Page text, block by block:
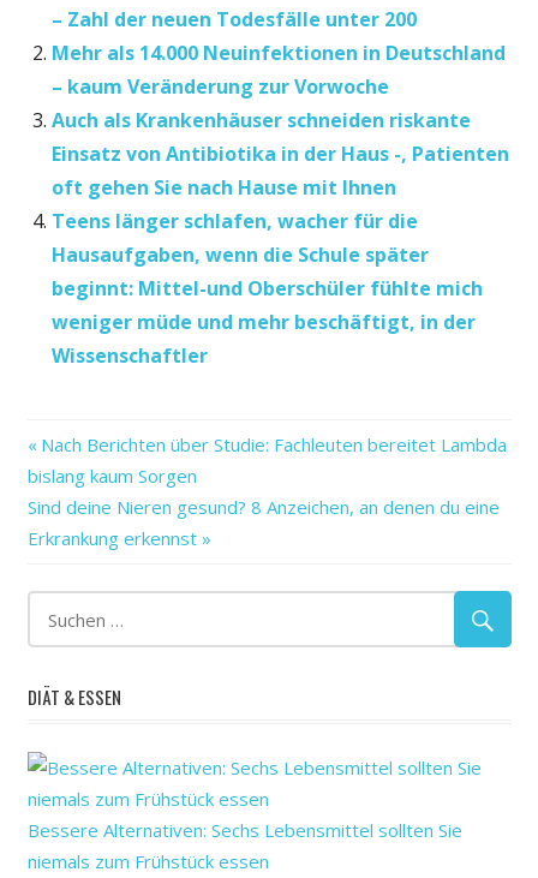
– Zahl der neuen Todesfälle unter 200
Mehr als 14.000 Neuinfektionen in Deutschland
– kaum Veränderung zur Vorwoche
Auch als Krankenhäuser schneiden riskante
Einsatz von Antibiotika in der Haus -, Patienten
oft gehen Sie nach Hause mit Ihnen
Teens länger schlafen, wacher für die
Hausaufgaben, wenn die Schule später
beginnt: Mittel-und Oberschüler fühlte mich
weniger müde und mehr beschäftigt, in der
Wissenschaftler
1000
20er-
der
die
Infektionen
mehr
reißt
RKI
Vorwoche
Beitragsnavigation
Vorheriger
Beitrag:
Nach Berichten über Studie: Fachleuten bereitet Lambda
bislang kaum Sorgen
Nächster
Beitrag:
Sind deine Nieren gesund? 8 Anzeichen, an denen du eine
Erkrankung erkennst
DIÄT & ESSEN
Bessere Alternativen: Sechs Lebensmittel sollten Sie
niemals zum Frühstück essen